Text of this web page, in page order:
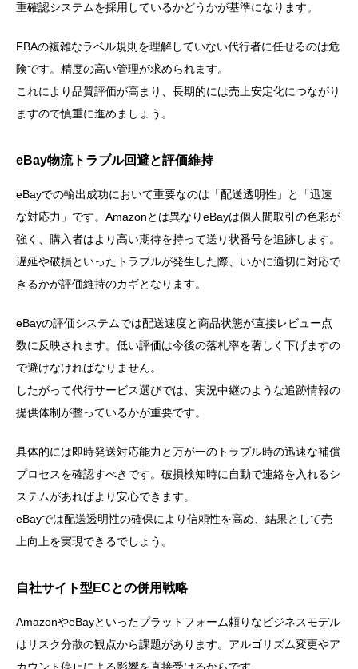
重確認システムを採用しているかどうかが基準になります。
FBAの複雑なラベル規則を理解していない代行者に任せるのは危
険です。精度の高い管理が求められます。
これにより品質評価が高まり、長期的には売上安定化につながり
ますので慎重に進めましょう。
eBay物流トラブル回避と評価維持
eBayでの輸出成功において重要なのは「配送透明性」と「迅速
な対応力」です。Amazonとは異なりeBayは個人間取引の色彩が
強く、購入者はより高い期待を持って送り状番号を追跡します。
遅延や破損といったトラブルが発生した際、いかに適切に対応で
きるかが評価維持のカギとなります。
eBayの評価システムでは配送速度と商品状態が直接レビュー点
数に反映されます。低い評価は今後の落札率を著しく下げますの
で避けなければなりません。
したがって代行サービス選びでは、実況中継のような追跡情報の
提供体制が整っているかが重要です。
具体的には即時発送対応能力と万が一のトラブル時の迅速な補償
プロセスを確認すべきです。破損検知時に自動で連絡を入れるシ
ステムがあればより安心できます。
eBayでは配送透明性の確保により信頼性を高め、結果として売
上向上を実現できるでしょう。
自社サイト型ECとの併用戦略
AmazonやeBayといったプラットフォーム頼りなビジネスモデル
はリスク分散の観点から課題があります。アルゴリズム変更やア